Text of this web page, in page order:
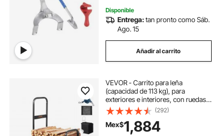
Disponible
Entrega:tan pronto como Sáb.
Ago. 15
Añadir al carrito
VEVOR - Carrito para leña
(capacidad de 113 kg), para
exteriores e interiores, con ruedas
de poliuretano y tela impermeable,
de acero resistente, para
chimeneas y fogatas, color negro
(292)
Mex$1,884